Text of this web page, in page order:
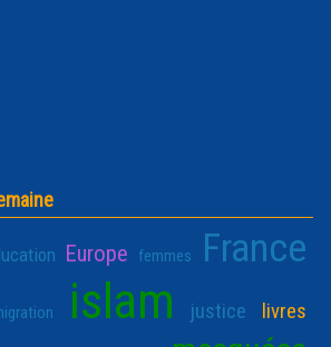
Europe femmes France
islam justice livres